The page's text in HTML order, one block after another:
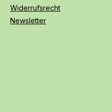
Widerrufsrecht
Newsletter